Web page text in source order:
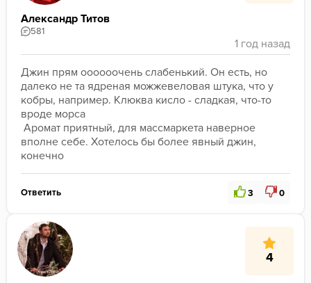
можжевельником дала такой эффект. На 40 минуте
затушил. Аромат сильно деформировался и стало
сильно невкусно. Это при условии что курилось на
мягком жаре, расстановка пирамидкой.
Второй минус- крепость. Это первое знакомство с
табаком, и он вроде как средний, но накурить за 40
минут они так и не смог.
Александр Титов
581
Джин прям оооооочень слабенький. Он есть, но
далеко не та ядреная можжевеловая штука, что у
кобры, например. Клюква кисло - сладкая, что-то
вроде морса
вполне себе. Хотелось бы более явный джин,
конечно
Ответить 3 0
4